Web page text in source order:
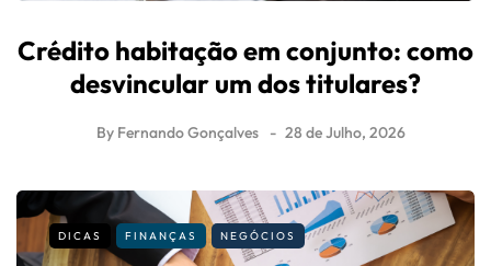
Crédito habitação em conjunto: como
desvincular um dos titulares?
By Fernando Gonçalves 28 de Julho, 2026
DICAS FINANÇAS NEGÓCIOS